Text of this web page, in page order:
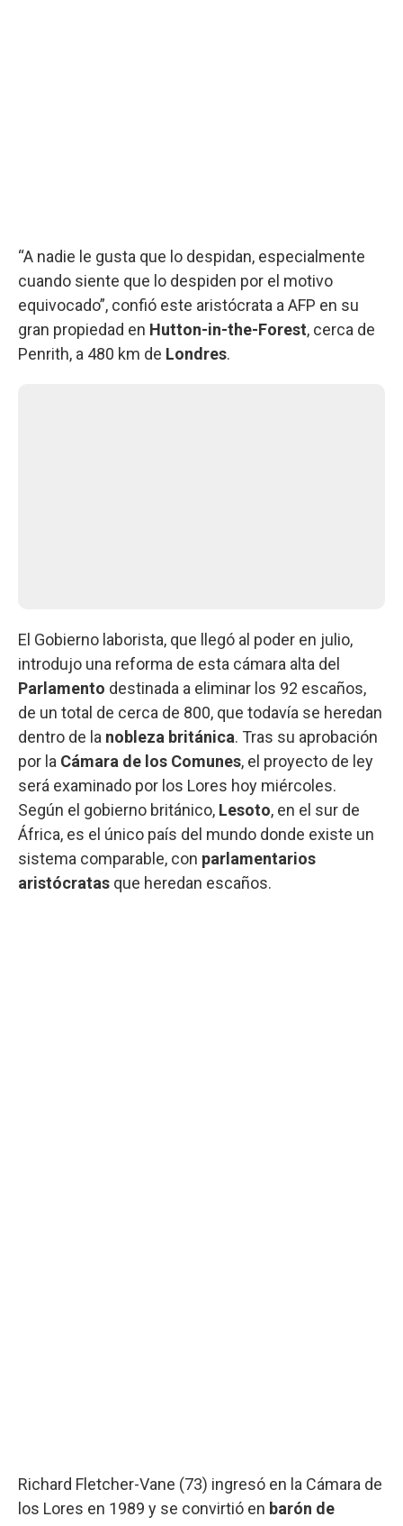
“A nadie le gusta que lo despidan, especialmente
cuando siente que lo despiden por el motivo
equivocado”, confió este aristócrata a AFP en su
gran propiedad en Hutton-in-the-Forest, cerca de
Penrith, a 480 km de Londres.
El Gobierno laborista, que llegó al poder en julio,
introdujo una reforma de esta cámara alta del
Parlamento destinada a eliminar los 92 escaños,
de un total de cerca de 800, que todavía se heredan
dentro de la nobleza británica. Tras su aprobación
por la Cámara de los Comunes, el proyecto de ley
será examinado por los Lores hoy miércoles.
Según el gobierno británico, Lesoto, en el sur de
África, es el único país del mundo donde existe un
sistema comparable, con parlamentarios
aristócratas que heredan escaños.
Richard Fletcher-Vane (73) ingresó en la Cámara de
los Lores en 1989 y se convirtió en barón de